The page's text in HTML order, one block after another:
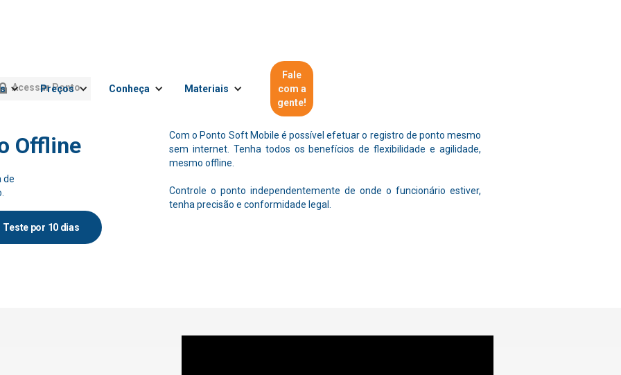
Acessar Ponto
Preços Conheça Materiais
Fale
com a
gente!
Offline
de
Teste por 10 dias
Com o Ponto Soft Mobile é possível efetuar o registro de ponto mesmo
sem internet. Tenha todos os benefícios de flexibilidade e agilidade,
mesmo offline.
Controle o ponto independentemente de onde o funcionário estiver,
tenha precisão e conformidade legal.